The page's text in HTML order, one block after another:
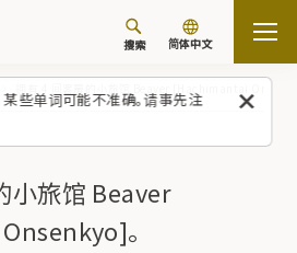
些单词可能不准确。请事先注
搜索 简体中文
小旅馆 Beaver
。